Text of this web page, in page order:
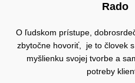
Rado
O ľudskom prístupe,
zbytočne hovoriť, je to človek
myšlienku svojej tvorbe a
potreby